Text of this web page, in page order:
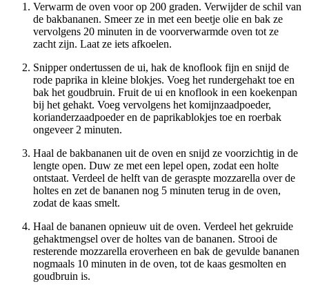
Verwarm de oven voor op 200 graden. Verwijder de schil van
de bakbananen. Smeer ze in met een beetje olie en bak ze
vervolgens 20 minuten in de voorverwarmde oven tot ze
zacht zijn. Laat ze iets afkoelen.
Snipper ondertussen de ui, hak de knoflook fijn en snijd de
rode paprika in kleine blokjes. Voeg het rundergehakt toe en
bak het goudbruin. Fruit de ui en knoflook in een koekenpan
bij het gehakt. Voeg vervolgens het komijnzaadpoeder,
korianderzaadpoeder en de paprikablokjes toe en roerbak
ongeveer 2 minuten.
Haal de bakbananen uit de oven en snijd ze voorzichtig in de
lengte open. Duw ze met een lepel open, zodat een holte
ontstaat. Verdeel de helft van de geraspte mozzarella over de
holtes en zet de bananen nog 5 minuten terug in de oven,
zodat de kaas smelt.
Haal de bananen opnieuw uit de oven. Verdeel het gekruide
gehaktmengsel over de holtes van de bananen. Strooi de
resterende mozzarella eroverheen en bak de gevulde bananen
nogmaals 10 minuten in de oven, tot de kaas gesmolten en
goudbruin is.